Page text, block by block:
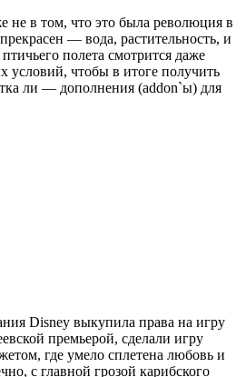
не в том, что это была революция в
— вода, растительность, и
полета смотрится даже
условий, чтобы в итоге получить
ли — дополнения (addon`ы) для
Disney выкупила права на игру
премьерой, сделали игру
где умело сплетена любовь и
с главной грозой карибского